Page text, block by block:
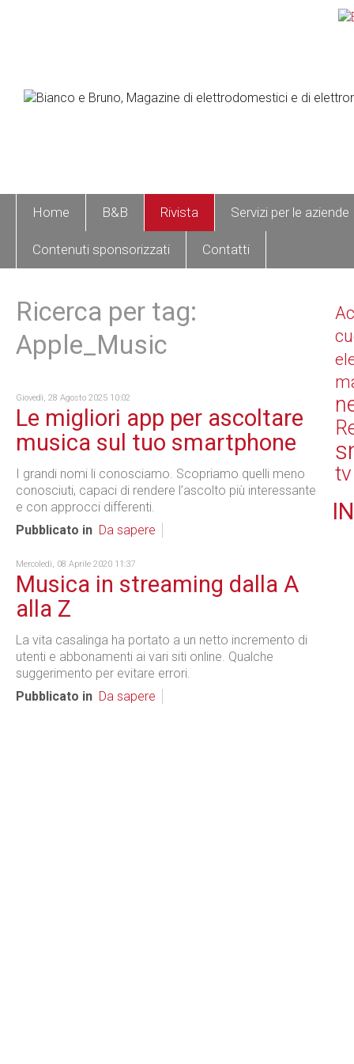
Home B&B Rivista Servizi per le aziende
Contenuti sponsorizzati Contatti
Ricerca per tag:
Apple_Music
Giovedì, 28 Agosto 2025 10:02
Le migliori app per ascoltare
musica sul tuo smartphone
I grandi nomi li conosciamo. Scopriamo quelli meno
conosciuti, capaci di rendere l’ascolto più interessante
e con approcci differenti.
Pubblicato in Da sapere
Mercoledì, 08 Aprile 2020 11:37
Musica in streaming dalla A
alla Z
La vita casalinga ha portato a un netto incremento di
utenti e abbonamenti ai vari siti online. Qualche
suggerimento per evitare errori.
Pubblicato in Da sapere
tv
IN